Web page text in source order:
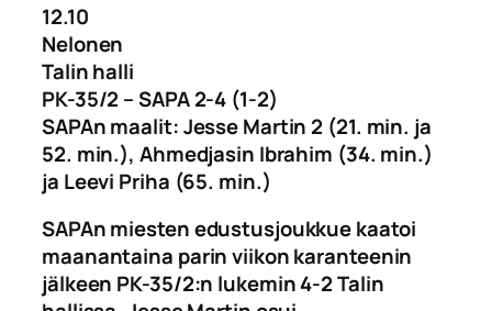
12.10
Nelonen
Talin halli
PK-35/2 – SAPA 2-4 (1-2)
SAPAn maalit: Jesse Martin 2 (21. min. ja
52. min.), Ahmedjasin Ibrahim (34. min.)
ja Leevi Priha (65. min.)
SAPAn miesten edustusjoukkue kaatoi
maanantaina parin viikon karanteenin
jälkeen PK-35/2:n lukemin 4-2 Talin